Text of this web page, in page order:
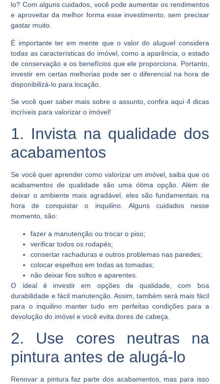
lo? Com alguns cuidados, você pode aumentar os rendimentos
e aproveitar da melhor forma esse investimento, sem precisar
gastar muito.
É importante ter em mente que o valor do aluguel considera
todas as características do imóvel, como a aparência, o estado
de conservação e os benefícios que ele proporciona. Portanto,
investir em certas melhorias pode ser o diferencial na hora de
disponibilizá-lo para locação.
Se você quer saber mais sobre o assunto, confira aqui 4 dicas
incríveis para valorizar o imóvel!
1. Invista na qualidade dos
acabamentos
Se você quer aprender como valorizar um imóvel, saiba que os
acabamentos de qualidade são uma ótima opção. Além de
deixar o ambiente mais agradável, eles são fundamentais na
hora de conquistar o inquilino. Alguns cuidados nesse
momento, são:
fazer a manutenção ou trocar o piso;
verificar todos os rodapés;
consertar rachaduras e outros problemas nas paredes;
colocar espelhos em todas as tomadas;
não deixar fios soltos e aparentes.
O ideal é investir em opções de qualidade, com boa
durabilidade e fácil manutenção. Assim, também será mais fácil
para o inquilino manter tudo em perfeitas condições para a
devolução do imóvel e você evita dores de cabeça.
2. Use cores neutras na
pintura antes de alugá-lo
Renovar a pintura faz parte dos acabamentos, mas para isso